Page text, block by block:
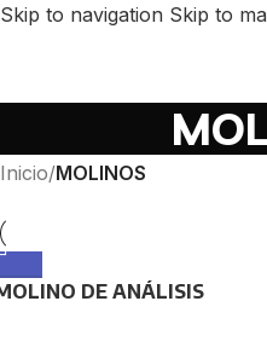
Skip to navigation Skip to
Inicio/MOLINOS
DE ANÁLISIS